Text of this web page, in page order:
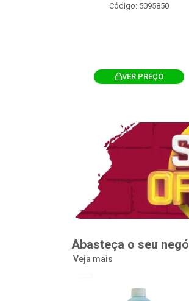
Código: 5095850
VER PREÇO
Abasteça o seu
Veja mais